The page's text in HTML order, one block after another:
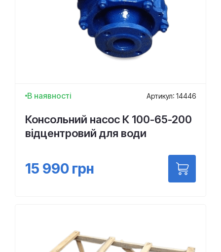
В наявності Артикул: 14446
Консольний насос К 100-65-200
відцентровий для води
15 990 грн